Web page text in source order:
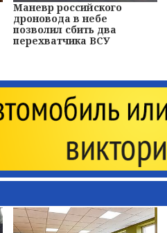
Маневр российского
дроновода в небе
позволил сбить два
перехватчика ВСУ